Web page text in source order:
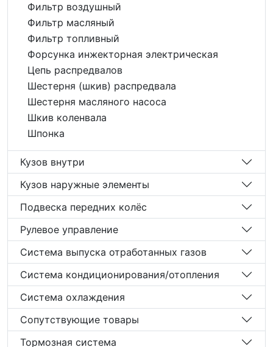
Фильтр воздушный
Фильтр масляный
Фильтр топливный
Форсунка инжекторная электрическая
Цепь распредвалов
Шестерня (шкив) распредвала
Шестерня масляного насоса
Шкив коленвала
Шпонка
Кузов внутри
Кузов наружные элементы
Подвеска передних колёс
Рулевое управление
Система выпуска отработанных газов
Система кондиционирования/отопления
Система охлаждения
Сопутствующие товары
Тормозная система